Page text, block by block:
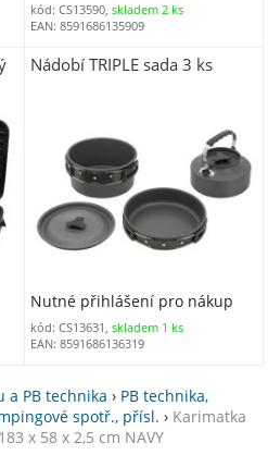
kód: CS13590,skladem 2 ks
EAN: 8591686135909
Nádobí TRIPLE sada 3 ks
Nutné přihlášení pro nákup
kód: CS13631,skladem 1 ks
EAN: 8591686136319
a PB technika › PB technika,
spotř., přísl. › Karimatka
x 58 x 2,5 cm NAVY